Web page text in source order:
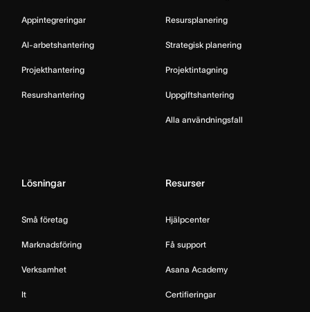
Appintegreringar
AI-arbetshantering
Projekthantering
Resurshantering
Resursplanering
Strategisk planering
Projektintagning
Uppgiftshantering
Alla användningsfall
Lösningar
Små företag
Marknadsföring
Verksamhet
It
Resurser
Hjälpcenter
Få support
Asana Academy
Certifieringar